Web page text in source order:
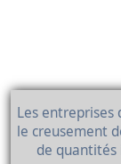
Les entreprises
le creusement
de